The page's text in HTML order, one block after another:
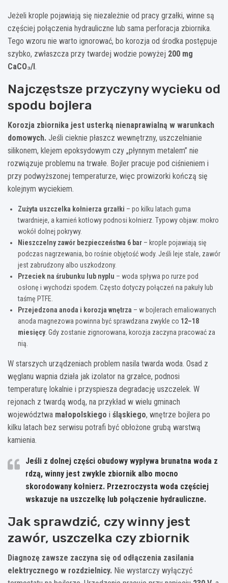
Jeżeli krople pojawiają się niezależnie od pracy grzałki, winne są
częściej połączenia hydrauliczne lub sama perforacja zbiornika.
Tego wzoru nie warto ignorować, bo korozja od środka postępuje
szybko, zwłaszcza przy twardej wodzie powyżej 200 mg
CaCO₃/l.
Najczęstsze przyczyny wycieku od
spodu bojlera
Korozja zbiornika jest usterką nienaprawialną w warunkach
domowych. Jeśli cieknie płaszcz wewnętrzny, uszczelnianie
silikonem, klejem epoksydowym czy „płynnym metalem” nie
rozwiązuje problemu na trwałe. Bojler pracuje pod ciśnieniem i
przy podwyższonej temperaturze, więc prowizorki kończą się
kolejnym wyciekiem.
Zużyta uszczelka kołnierza grzałki – po kilku latach guma
twardnieje, a kamień kotłowy podnosi kołnierz. Typowy objaw: mokro
wokół dolnej pokrywy.
Nieszczelny zawór bezpieczeństwa 6 bar – krople pojawiają się
podczas nagrzewania, bo rośnie objętość wody. Jeśli leje stale, zawór
jest zabrudzony albo uszkodzony.
Przeciek na śrubunku lub nyplu – woda spływa po rurze pod
osłonę i wychodzi spodem. Często dotyczy połączeń na pakuły lub
taśmę PTFE.
Przejedzona anoda i korozja wnętrza – w bojlerach emaliowanych
anoda magnezowa powinna być sprawdzana zwykle co 12–18
miesięcy. Gdy zostanie zignorowana, korozja zaczyna pracować za
nią.
W starszych urządzeniach problem nasila twarda woda. Osad z
węglanu wapnia działa jak izolator na grzałce, podnosi
temperaturę lokalnie i przyspiesza degradację uszczelek. W
rejonach z twardą wodą, na przykład w wielu gminach
województwa małopolskiego i śląskiego, wnętrze bojlera po
kilku latach bez serwisu potrafi być obłożone grubą warstwą
kamienia.
Jeśli z dolnej części obudowy wypływa brunatna woda z
rdzą, winny jest zwykle zbiornik albo mocno
skorodowany kołnierz. Przezroczysta woda częściej
wskazuje na uszczelkę lub połączenie hydrauliczne.
Jak sprawdzić, czy winny jest
zawór, uszczelka czy zbiornik
Diagnozę zawsze zaczyna się od odłączenia zasilania
elektrycznego w rozdzielnicy. Nie wystarczy wyłączyć